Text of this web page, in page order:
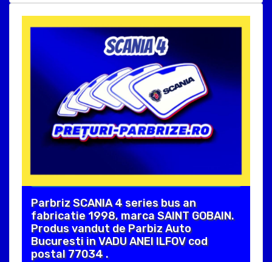
Parbriz SCANIA 4 series bus an
fabricatie 1998, marca SAINT GOBAIN.
Produs vandut de Parbiz Auto
Bucuresti in VADU ANEI ILFOV cod
postal 77034 .